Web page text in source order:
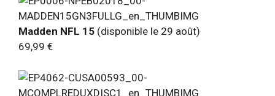
Madden NFL 15 (disponible le 29 août)
69,99 €